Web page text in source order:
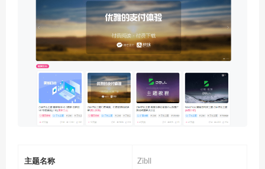
主题名称 Zibll